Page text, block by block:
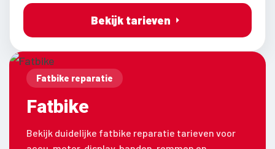
Bekijk tarieven
Fatbike reparatie
Fatbike
Bekijk duidelijke fatbike reparatie tarieven voor